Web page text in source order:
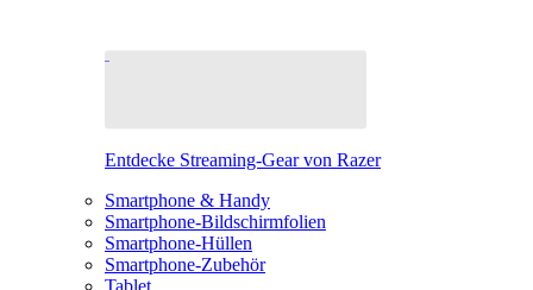
Entdecke Streaming-Gear von Razer
Smartphone & Handy
Smartphone-Bildschirmfolien
Smartphone-Hüllen
Smartphone-Zubehör
Tablet